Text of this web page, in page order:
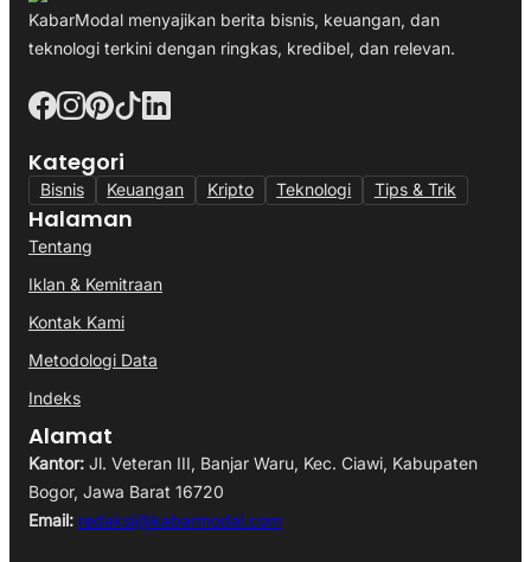
KabarModal menyajikan berita bisnis, keuangan, dan
teknologi terkini dengan ringkas, kredibel, dan relevan.
Kategori
Bisnis Keuangan Kripto Teknologi Tips & Trik
Halaman
Tentang
Iklan & Kemitraan
Kontak Kami
Metodologi Data
Indeks
Alamat
Kantor: Jl. Veteran III, Banjar Waru, Kec. Ciawi, Kabupaten
Bogor, Jawa Barat 16720
Email: redaksi@kabarmodal.com